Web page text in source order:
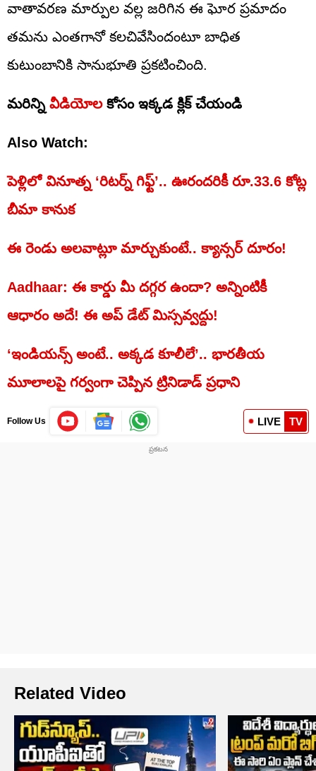
వాతావరణ మార్పుల వల్ల జరిగిన ఈ ఘోర ప్రమాదం
తమను ఎంతగానో కలచివేసిందంటూ బాధిత
కుటుంబానికి సానుభూతి ప్రకటించింది.
మరిన్ని వీడియోలకోసం ఇక్కడ క్లిక్ చేయండి
Also Watch:
పెళ్లిలో వినూత్న ‘రిటర్న్ గిఫ్ట్’.. ఊరందరికీ రూ.33.6 కోట్ల
బీమా కానుక
ఈ రెండు అలవాట్లూ మార్చుకుంటే.. క్యాన్సర్ దూరం!
Aadhaar: ఈ కార్డు మీ దగ్గర ఉందా? అన్నింటికీ
ఆధారం అదే! ఈ అప్ డేట్ మిస్సవ్వద్దు!
‘ఇండియన్స్‌ అంటే.. అక్కడ కూలీలే’.. భారతీయ
మూలాలపై గర్వంగా చెప్పిన ట్రినిడాడ్ ప్రధాని
Follow Us LIVE TV
Related Video